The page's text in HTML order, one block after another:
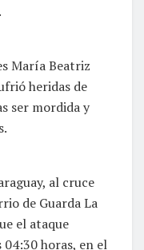
María Beatriz
heridas de
ser mordida y
al cruce
de Guarda La
el ataque
horas, en el